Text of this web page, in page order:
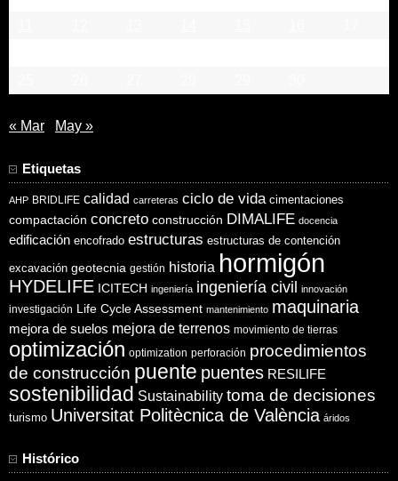
« Mar May »
Etiquetas
AHP BRIDLIFE calidad carreteras ciclo de vida cimentaciones
compactación concreto construcción DIMALIFE docencia
edificación encofrado estructuras estructuras de contención
excavación geotecnia gestión historia hormigón
HYDELIFE ICITECH ingeniería ingeniería civil innovación
investigación Life Cycle Assessment mantenimiento maquinaria
mejora de suelos mejora de terrenos movimiento de tierras
optimización optimization perforación procedimientos
de construcción puente puentes RESILIFE
sostenibilidad Sustainability toma de decisiones
turismo Universitat Politècnica de València áridos
Histórico